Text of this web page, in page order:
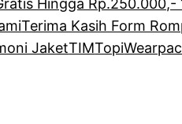
Hingga Rp.250.000,-
Terima Kasih Form
JaketTIMTopi